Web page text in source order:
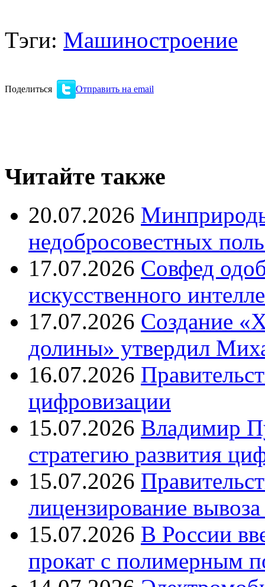
Тэги: Машиностроение
Поделиться Отправить на email
Читайте также
20.07.2026
недобросовестных
17.07.2026 Совфед
искусственного
17.07.2026 Создание
долины» утвердил
16.07.2026
цифровизации
15.07.2026 Владимир
стратегию развития
15.07.2026
лицензирование
15.07.2026 В России
прокат с полимерным